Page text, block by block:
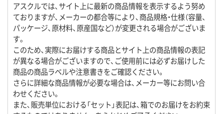
アスクルでは、サイト上に最新の商品情報を表示するよう努め
ておりますが、メーカーの都合等により、商品規格・仕様（容量、
パッケージ、原材料、原産国など）が変更される場合がございま
す。
このため、実際にお届けする商品とサイト上の商品情報の表記
が異なる場合がございますので、ご使用前には必ずお届けした
商品の商品ラベルや注意書きをご確認ください。
さらに詳細な商品情報が必要な場合は、メーカー等にお問い合
わせください。
また、販売単位における「セット」表記は、箱でのお届けをお約束